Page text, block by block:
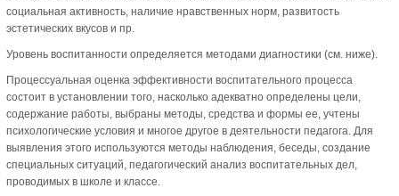
социальная активность, наличие нравственных норм, развитость
эстетических вкусов и пр.
Уровень воспитанности определяется методами диагностики (см. ниже).
Процессуальная оценка эффективности воспитательного процесса
состоит в установлении того, насколько адекватно определены цели,
содержание работы, выбраны методы, средства и формы ее, учтены
психологические условия и многое другое в деятельности педагога. Для
выявления этого используются методы наблюдения, беседы, создание
специальных ситуаций, педагогический анализ воспитательных дел,
проводимых в школе и классе.